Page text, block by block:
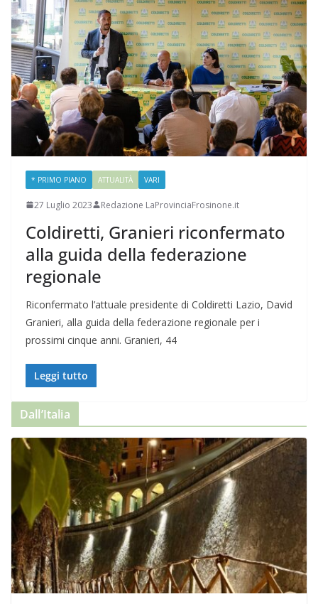
* PRIMO PIANO ATTUALITÀ VARI
27 Luglio 2023 Redazione LaProvinciaFrosinone.it
Coldiretti, Granieri riconfermato
alla guida della federazione
regionale
Riconfermato l’attuale presidente di Coldiretti Lazio, David
Granieri, alla guida della federazione regionale per i
prossimi cinque anni. Granieri, 44
Leggi tutto
Dall’Italia